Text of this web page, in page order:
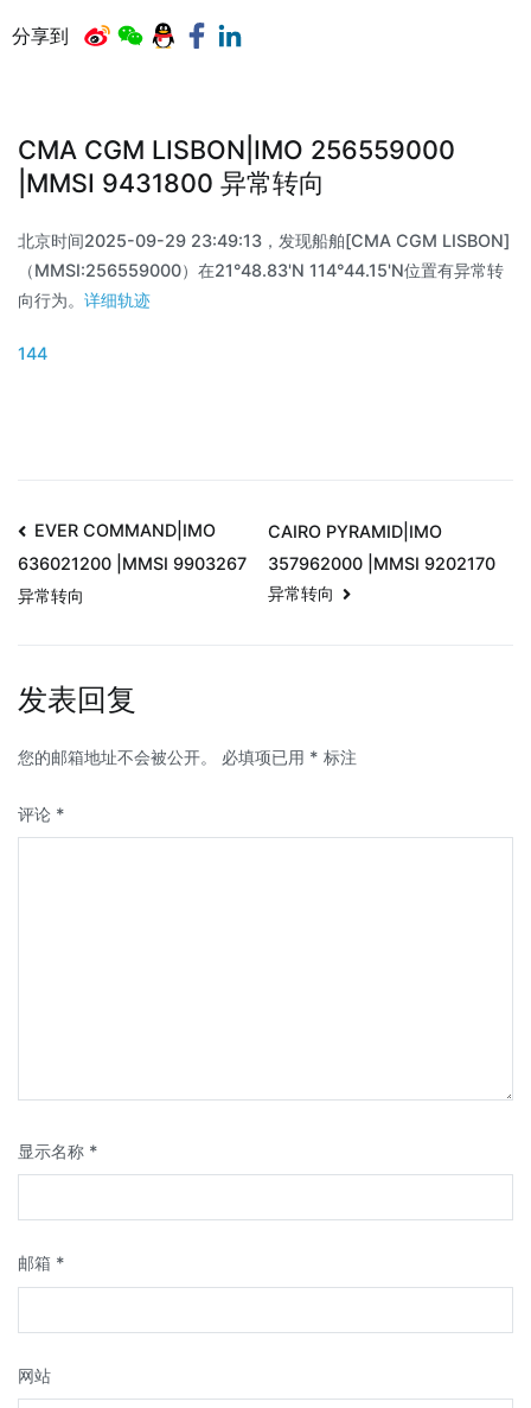
分享到
CMA CGM LISBON|IMO 256559000
|MMSI 9431800 异常转向
北京时间2025-09-29 23:49:13，发现船舶[CMA CGM LISBON]
（MMSI:256559000）在21°48.83'N 114°44.15'N位置有异常转
向行为。 详细轨迹
144
EVER COMMAND|IMO
636021200 |MMSI 9903267
异常转向
CAIRO PYRAMID|IMO
357962000 |MMSI 9202170
异常转向
发表回复
您的邮箱地址不会被公开。 必填项已用 * 标注
评论 *
显示名称 *
邮箱 *
网站